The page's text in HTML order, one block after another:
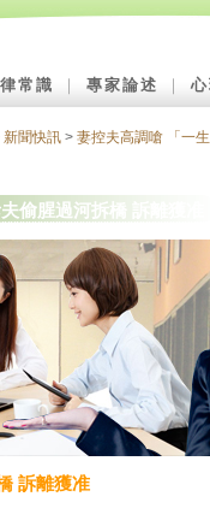
常識 專家論述 ｜
新聞快訊 > 妻控夫高調嗆 「一
偷腥過河拆橋 訴離獲准
訴離獲准